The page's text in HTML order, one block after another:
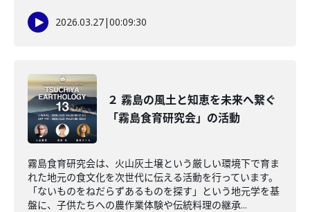
2026.03.27|00:09:30
２ 霧島の風土と知恵を未来へ繋ぐ
「霧島食育研究会」の活動
霧島食育研究会は、火山灰土壌という厳しい環境下で育ま
れた地元の食文化を次世代に伝える活動を行っています。
「ないものをねだらずあるものを探す」という地元学を基
盤に、子供たちへの農作業体験や伝統料理の継承...